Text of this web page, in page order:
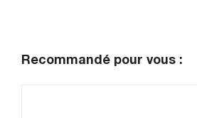
Recommandé pour vous :